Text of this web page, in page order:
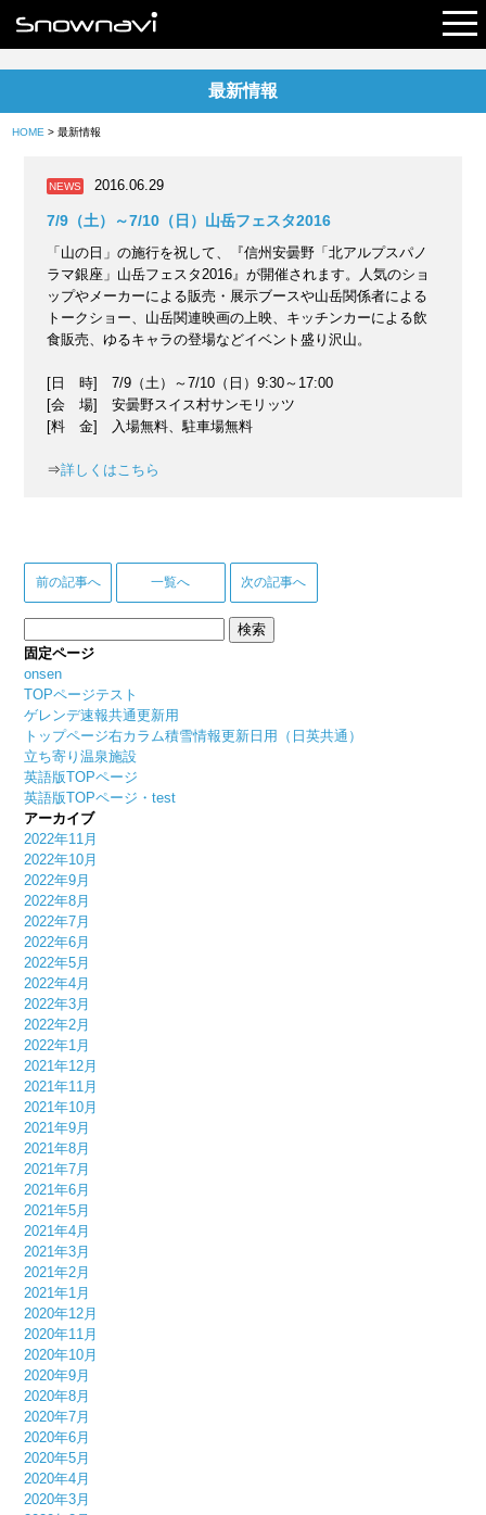
最新情報
HOME > 最新情報
NEWS 2016.06.29
7/9（土）～7/10（日）山岳フェスタ2016
「山の日」の施行を祝して、『信州安曇野「北アルプスパノ
ラマ銀座」山岳フェスタ2016』が開催されます。人気のショ
ップやメーカーによる販売・展示ブースや山岳関係者による
トークショー、山岳関連映画の上映、キッチンカーによる飲
食販売、ゆるキャラの登場などイベント盛り沢山。
[日 時] 7/9（土）～7/10（日）9:30～17:00
[会 場] 安曇野スイス村サンモリッツ
[料 金] 入場無料、駐車場無料
⇒詳しくはこちら
前の記事へ 一覧へ 次の記事へ
索:
固定ページ
onsen
TOPページテスト
ゲレンデ速報共通更新用
トップページ右カラム積雪情報更新日用（日英共通）
立ち寄り温泉施設
英語版TOPページ
英語版TOPページ・test
アーカイブ
2022年11月
2022年10月
2022年9月
2022年8月
2022年7月
2022年6月
2022年5月
2022年4月
2022年3月
2022年2月
2022年1月
2021年12月
2021年11月
2021年10月
2021年9月
2021年8月
2021年7月
2021年6月
2021年5月
2021年4月
2021年3月
2021年2月
2021年1月
2020年12月
2020年11月
2020年10月
2020年9月
2020年8月
2020年7月
2020年6月
2020年5月
2020年4月
2020年3月